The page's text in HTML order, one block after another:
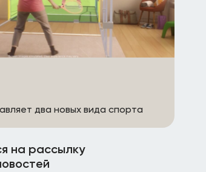
два новых вида спорта
на рассылку